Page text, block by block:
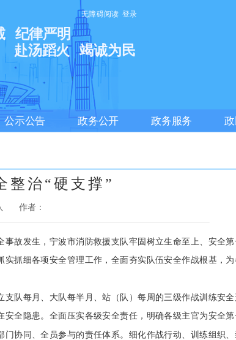
登录
无障碍阅读
纪律严明
赴汤蹈火
竭诚为民
公示公告 政务公开 政务服务
整治“硬支撑”
作者：
故发生，宁波市消防救援支队牢固树立生命至上、安全第
抓细各项安全管理工作，全面夯实队伍安全作战根基，为
队每月、大队每半月、站（队）每周的三级作战训练安全
全隐患。全面压实各级安全责任，明确各级主官为安全第
协同、全员参与的责任体系。细化作战行动、训练组织、